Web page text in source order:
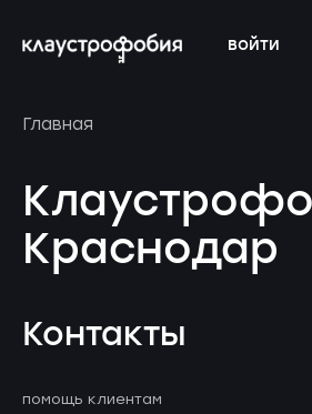
войти
Главная
Краснодар
Контакты
помощь клиентам